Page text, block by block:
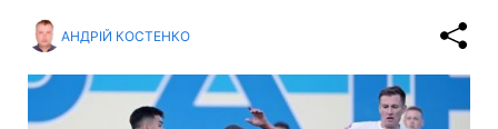
АНДРІЙ КОСТЕНКО